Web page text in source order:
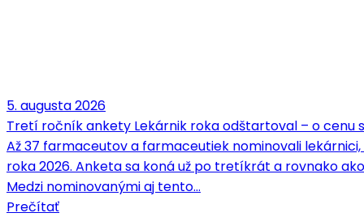
5. augusta 2026
Tretí ročník ankety Lekárnik roka odštartoval – o cenu
Až 37 farmaceutov a farmaceutiek nominovali
roka 2026. Anketa sa koná už po tretíkrát a rovnako
Medzi nominovanými aj tento…
Prečítať